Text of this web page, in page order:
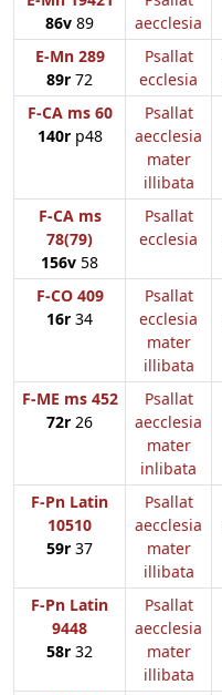
86v 89
aecclesia
E-Mn 289
89r 72
Psallat
ecclesia
F-CA ms 60
140rp48
Psallat
aecclesia
mater
illibata
F-CA ms
78(79)
156v 58
Psallat
ecclesia
F-CO 409
16r 34
Psallat
ecclesia
mater
illibata
F-ME ms 452
72r 26
Psallat
aecclesia
mater
inlibata
F-Pn Latin
10510
59r 37
Psallat
aecclesia
mater
illibata
F-Pn Latin
9448
58r 32
Psallat
aecclesia
mater
illibata